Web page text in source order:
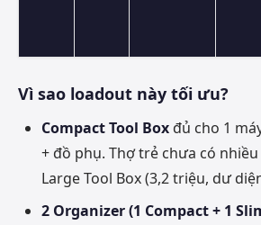
Vì sao loadout này tối ưu?
Compact Tool Boxđủ cho 1
+ đồ phụ. Thợ trẻ chưa có
Large Tool Box (3,2 triệu, dư
2 Organizer (1 Compact + 1